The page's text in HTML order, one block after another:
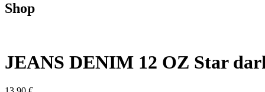
Shop
JEANS DENIM 12 OZ Star